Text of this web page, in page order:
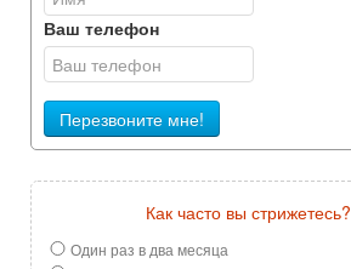
Ваш телефон
Перезвоните мне!
Как часто вы стрижетесь?
Один раз в два месяца